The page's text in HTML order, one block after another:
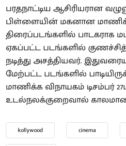
பரதநாட்டிய ஆசிரியரான
பிள்ளையின் மகனான
திரைப்படங்களில் பாடகராக
ஏகப்பட்ட படங்களில்
நடித்து அசத்தியவர்.
மேற்பட்ட படங்களில்
மாணிக்க விநாயகம் டிசம்பர்
உடல்நலக்குறைவால்
kollywood cinema